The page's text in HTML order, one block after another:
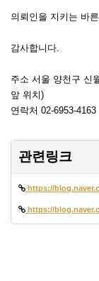
의뢰인을 지키는 바
감사합니다.
주소 서울 양천구 신
앞 위치)
연락처 02-6953-4163
관련링크
https://blog.naver.com/
https://blog.naver.com/